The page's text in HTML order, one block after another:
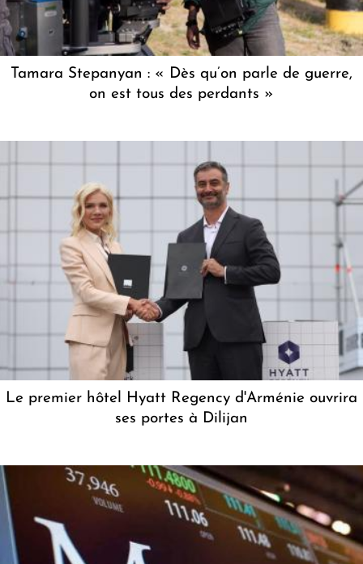
Tamara Stepanyan : « Dès qu’on parle de guerre,
on est tous des perdants »
Le premier hôtel Hyatt Regency d'Arménie ouvrira
ses portes à Dilijan